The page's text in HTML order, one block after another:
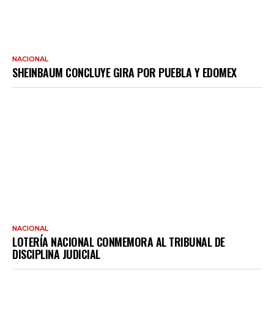
NACIONAL
SHEINBAUM CONCLUYE GIRA POR PUEBLA Y EDOMEX
NACIONAL
LOTERÍA NACIONAL CONMEMORA AL TRIBUNAL DE
DISCIPLINA JUDICIAL